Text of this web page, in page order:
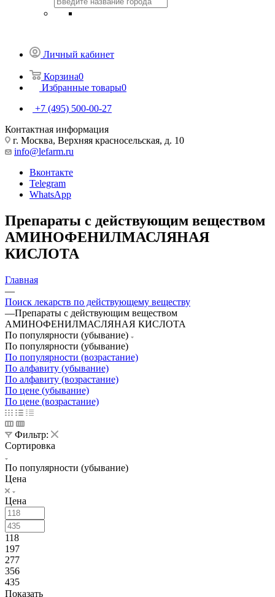
Личный кабинет
Корзина0
Избранные товары0
+7 (495) 500-00-27
Контактная информация
г. Москва, Верхняя красносельская, д. 10
info@lefarm.ru
Вконтакте
Telegram
WhatsApp
Препараты с действующим веществом
АМИНОФЕНИЛМАСЛЯНАЯ
КИСЛОТА
Главная
—
Поиск лекарств по действующему веществу
—Препараты с действующим веществом
АМИНОФЕНИЛМАСЛЯНАЯ КИСЛОТА
По популярности (убывание)
По популярности (убывание)
По популярности (возрастание)
По алфавиту (убывание)
По алфавиту (возрастание)
По цене (убывание)
По цене (возрастание)
Фильтр:
Сортировка
По популярности (убывание)
Цена
Цена
118
197
277
356
435
Показать